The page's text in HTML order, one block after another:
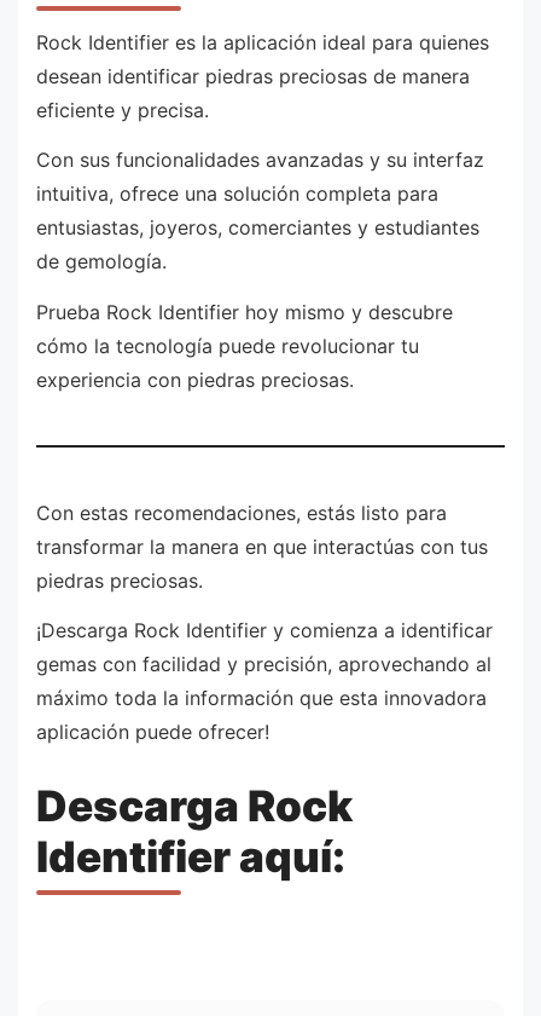
Rock Identifier es la aplicación ideal para quienes
desean identificar piedras preciosas de manera
eficiente y precisa.
Con sus funcionalidades avanzadas y su interfaz
intuitiva, ofrece una solución completa para
entusiastas, joyeros, comerciantes y estudiantes
de gemología.
Prueba Rock Identifier hoy mismo y descubre
cómo la tecnología puede revolucionar tu
experiencia con piedras preciosas.
Con estas recomendaciones, estás listo para
transformar la manera en que interactúas con tus
piedras preciosas.
¡Descarga Rock Identifier y comienza a identificar
gemas con facilidad y precisión, aprovechando al
máximo toda la información que esta innovadora
aplicación puede ofrecer!
Descarga Rock
Identifier aquí: